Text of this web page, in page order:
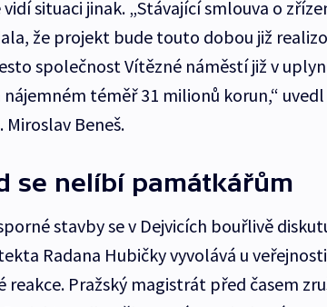
situaci jinak. „Stávající smlouva o
že projekt bude touto dobou již
společnost Vítězné náměstí již v
téměř 31 milionů korun,“
Miroslav Beneš.
se nelíbí památkářům
stavby se v Dejvicích bouřlivě
Radana Hubičky vyvolává u
reakce. Pražský magistrát před časem